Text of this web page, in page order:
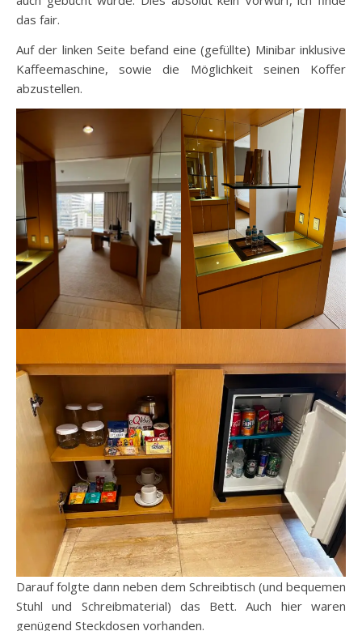
das fair.
Auf der linken Seite befand eine (gefüllte) Minibar inklusive
Kaffeemaschine, sowie die Möglichkeit seinen Koffer
abzustellen.
Darauf folgte dann neben dem Schreibtisch (und bequemen
Stuhl und Schreibmaterial) das Bett. Auch hier waren
genügend Steckdosen vorhanden.